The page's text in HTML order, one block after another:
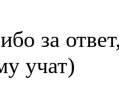
за
учат)